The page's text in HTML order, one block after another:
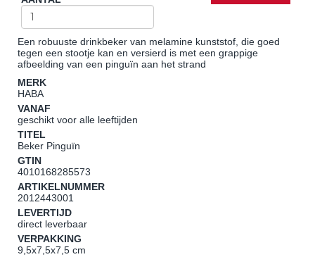
Een robuuste drinkbeker van melamine kunststof, die goed
tegen een stootje kan en versierd is met een grappige
afbeelding van een pinguïn aan het strand
MERK
HABA
VANAF
geschikt voor alle leeftijden
TITEL
Beker Pinguïn
GTIN
4010168285573
ARTIKELNUMMER
2012443001
LEVERTIJD
direct leverbaar
VERPAKKING
9,5x7,5x7,5 cm